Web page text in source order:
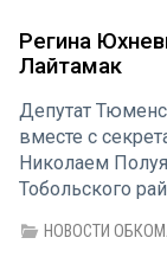
Регина
Лайтамак
Депутат
вместе с
Николаем
Тобольского
НОВОСТИ